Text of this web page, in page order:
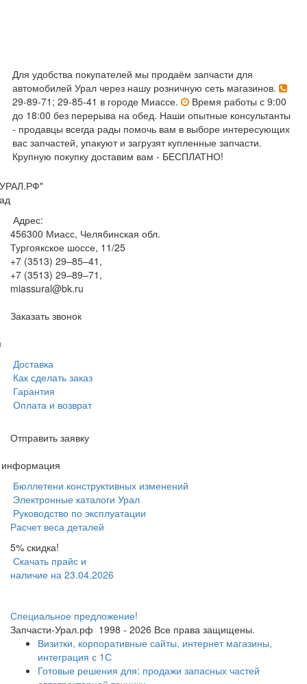
Для удобства покупателей мы продаём запчасти для
автомобилей Урал через нашу розничную сеть магазинов.
29-89-71; 29-85-41 в городе Миассе.
Время работы с 9:00
до 18:00 без перерыва на обед. Наши опытные консультанты
- продавцы всегда рады помочь вам в выборе интересующих
вас запчастей, упакуют и загрузят купленные запчасти.
Крупную покупку доставим вам - БЕСПЛАТНО!
Адрес:
456300 Миасс, Челябинская обл.
Тургоякское шоссе, 11/25
+7 (3513) 29–85–41 ,
+7 (3513) 29–89–71 ,
miassural@bk.ru
Заказать звонок
Доставка
Как сделать заказ
Гарантия
Оплата и возврат
Отправить заявку
информация
Бюллетени конструктивных изменений
Электронные каталоги Урал
Руководство по эксплуатации
Расчет веса деталей
5% скидка!
Скачать прайс и
наличие на 23.04.2026
Специальное предложение!
Запчасти-Урал.рф 1998 - 2026 Все права защищены.
Визитки, корпоративные сайты, интернет магазины,
интеграция с 1С
Готовые решения для: продажи запасных частей